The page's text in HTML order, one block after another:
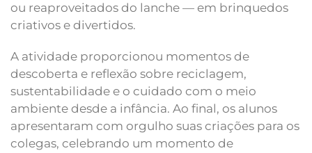
ou reaproveitados do lanche — em brinquedos
criativos e divertidos.
A atividade proporcionou momentos de
descoberta e reflexão sobre reciclagem,
sustentabilidade e o cuidado com o meio
ambiente desde a infância. Ao final, os alunos
apresentaram com orgulho suas criações para os
colegas, celebrando um momento de